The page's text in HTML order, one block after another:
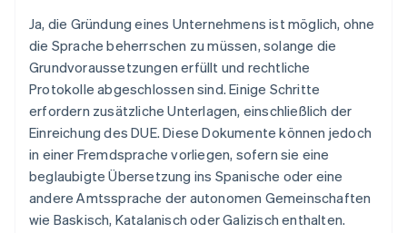
Ja, die Gründung eines Unternehmens ist möglich, ohne
die Sprache beherrschen zu müssen, solange die
Grundvoraussetzungen erfüllt und rechtliche
Protokolle abgeschlossen sind. Einige Schritte
erfordern zusätzliche Unterlagen, einschließlich der
Einreichung des DUE. Diese Dokumente können jedoch
in einer Fremdsprache vorliegen, sofern sie eine
beglaubigte Übersetzung ins Spanische oder eine
andere Amtssprache der autonomen Gemeinschaften
wie Baskisch, Katalanisch oder Galizisch enthalten.